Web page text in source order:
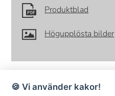
Produktblad
Högupplösta bilder
🍪 Vi använder kakor!